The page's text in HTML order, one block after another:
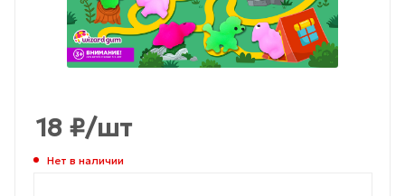
18 ₽/шт
Нет в наличии